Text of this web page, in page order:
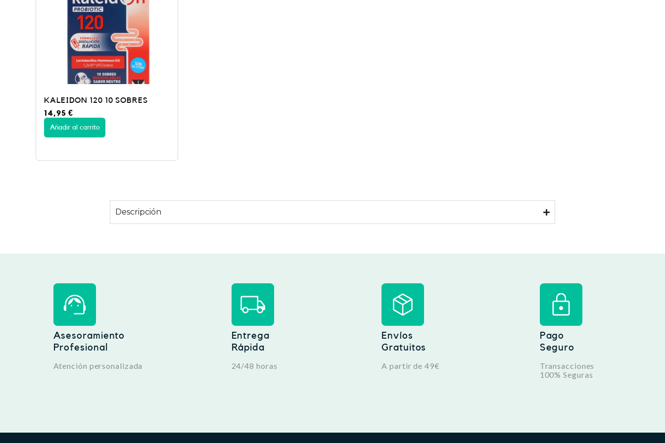
KALEIDON 120 10 SOBRES
14,95€
Añadir al carrito
Descripción
Asesoramiento
Profesional
Atención personalizada
Entrega
Rápida
24/48 horas
Envíos
Gratuitos
A partir de 49€
Pago
Seguro
Transacciones
100% Seguras